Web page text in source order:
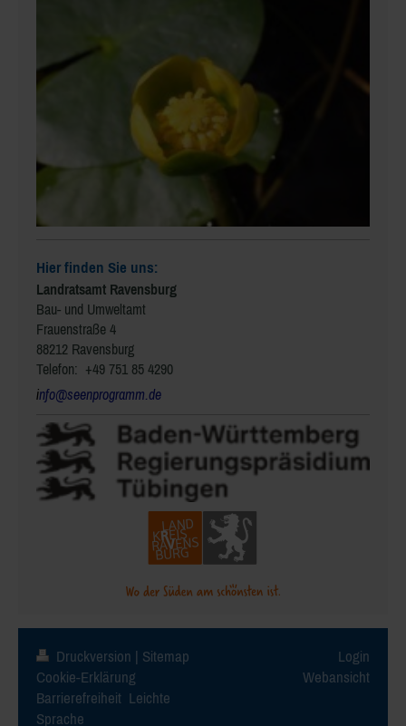
Hier finden Sie uns:
Landratsamt Ravensburg
Bau- und Umweltamt
Frauenstraße 4
88212 Ravensburg
Telefon: +49 751 85 4290
info@seenprogramm.de
Druckversion | Sitemap
Cookie-Erklärung
Barrierefreiheit Leichte
Sprache
Login
Webansicht